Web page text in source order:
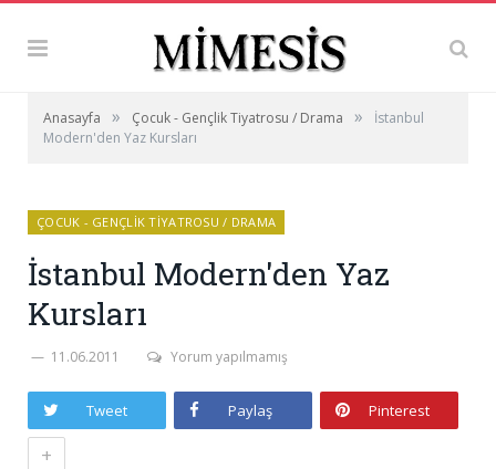
Anasayfa » Çocuk - Gençlik Tiyatrosu / Drama »
İstanbul
Modern'den Yaz Kursları
ÇOCUK - GENÇLIK TIYATROSU / DRAMA
İstanbul Modern'den Yaz
Kursları
11.06.2011 Yorum yapılmamış
Tweet Paylaş Pinterest
+